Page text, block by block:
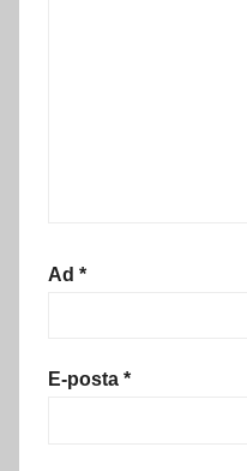
Ad *
E-posta *